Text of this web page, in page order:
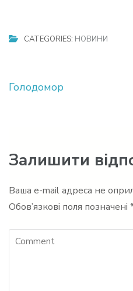
CATEGORIES: НОВИНИ
Навігація
Голодомор
Залишити
Ваша e-mail адреса не
Обов’язкові поля позначені
Comment